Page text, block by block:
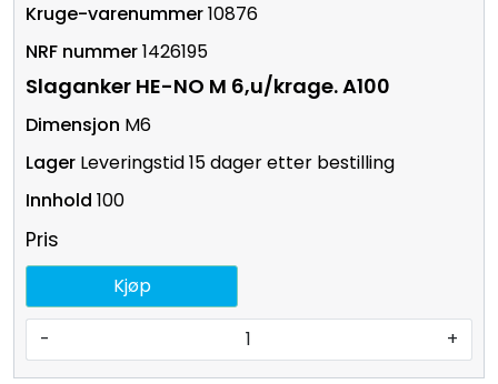
10876
1426195
Slaganker HE-NO M 6,u/krage. A100
M6
Leveringstid 15 dager etter bestilling
100
Pris
- +
Kjøp